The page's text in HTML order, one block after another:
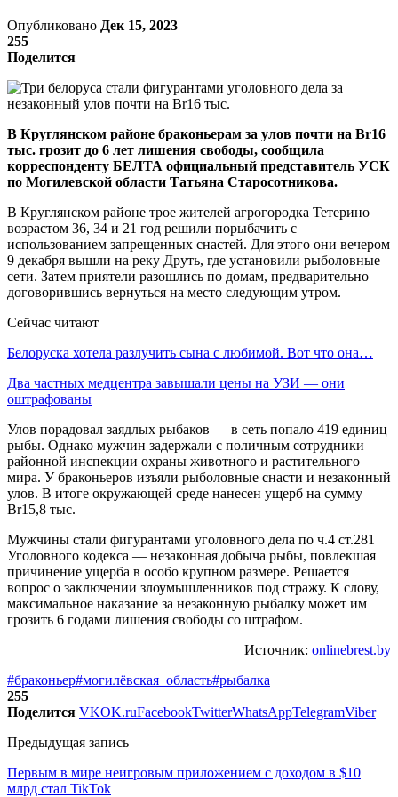
Опубликовано Дек 15, 2023
255
Поделится
В Круглянском районе браконьерам за улов почти на Br16
тыс. грозит до 6 лет лишения свободы, сообщила
корреспонденту БЕЛТА официальный представитель УСК
по Могилевской области Татьяна Старосотникова.
В Круглянском районе трое жителей агрогородка Тетерино
возрастом 36, 34 и 21 год решили порыбачить с
использованием запрещенных снастей. Для этого они вечером
9 декабря вышли на реку Друть, где установили рыболовные
сети. Затем приятели разошлись по домам, предварительно
договорившись вернуться на место следующим утром.
Сейчас читают
Белоруска хотела разлучить сына с любимой. Вот что она…
Два частных медцентра завышали цены на УЗИ — они
оштрафованы
Улов порадовал заядлых рыбаков — в сеть попало 419 единиц
рыбы. Однако мужчин задержали с поличным сотрудники
районной инспекции охраны животного и растительного
мира. У браконьеров изъяли рыболовные снасти и незаконный
улов. В итоге окружающей среде нанесен ущерб на сумму
Br15,8 тыс.
Мужчины стали фигурантами уголовного дела по ч.4 ст.281
Уголовного кодекса — незаконная добыча рыбы, повлекшая
причинение ущерба в особо крупном размере. Решается
вопрос о заключении злоумышленников под стражу. К слову,
максимальное наказание за незаконную рыбалку может им
грозить 6 годами лишения свободы со штрафом.
Источник: onlinebrest.by
#браконьер#могилёвская_область#рыбалка
255
Поделится VKOK.ruFacebookTwitterWhatsAppTelegramViber
Предыдущая запись
Первым в мире неигровым приложением с доходом в $10
млрд стал TikTok